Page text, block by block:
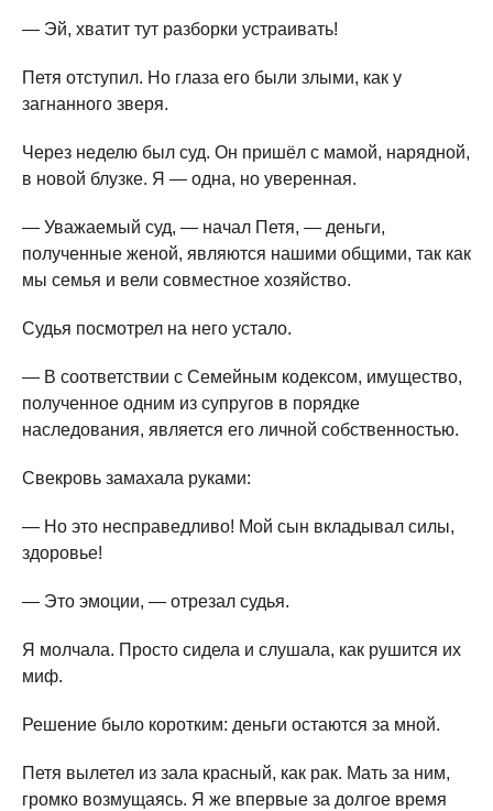
— Эй, хватит тут разборки устраивать!
Петя отступил. Но глаза его были злыми, как у
загнанного зверя.
Через неделю был суд. Он пришёл с мамой, нарядной,
в новой блузке. Я — одна, но уверенная.
— Уважаемый суд, — начал Петя, — деньги,
полученные женой, являются нашими общими, так как
мы семья и вели совместное хозяйство.
Судья посмотрел на него устало.
— В соответствии с Семейным кодексом, имущество,
полученное одним из супругов в порядке
наследования, является его личной собственностью.
Свекровь замахала руками:
— Но это несправедливо! Мой сын вкладывал силы,
здоровье!
— Это эмоции, — отрезал судья.
Я молчала. Просто сидела и слушала, как рушится их
миф.
Решение было коротким: деньги остаются за мной.
Петя вылетел из зала красный, как рак. Мать за ним,
громко возмущаясь. Я же впервые за долгое время